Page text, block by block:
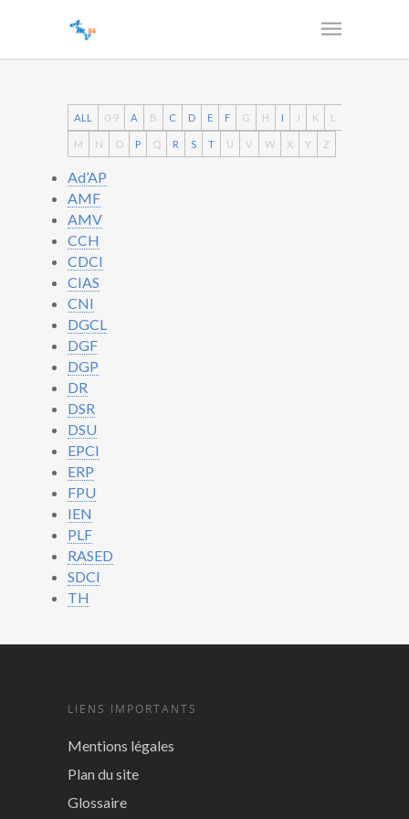
ALL 0-9 A B C D E F G H I J K L
M N O P Q R S T U V W X Y Z
Ad’AP
AMF
AMV
CCH
CDCI
CIAS
CNI
DGCL
DGF
DGP
DR
DSR
DSU
EPCI
ERP
FPU
IEN
PLF
RASED
SDCI
TH
LIENS IMPORTANTS
Mentions légales
Plan du site
Glossaire